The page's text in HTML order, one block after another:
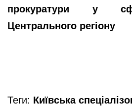
прокуратури у
Центрального регіону
Теги: Київська